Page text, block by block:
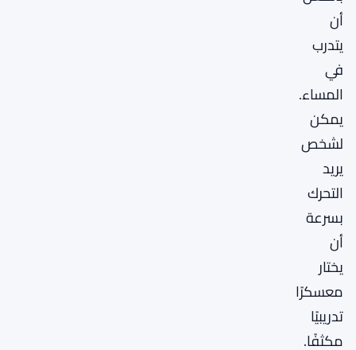
أن
يتدرب
في
المساء.
يمكن
لشخص
يريد
التحرك
بسرعة
أن
يختار
معسكرًا
تدريبيًا
مكثفًا.